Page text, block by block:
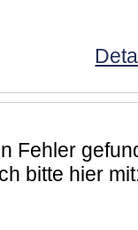
Fehler
bitte hier